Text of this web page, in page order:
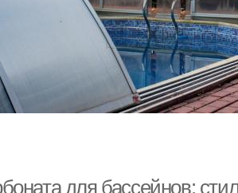
для бассейнов: